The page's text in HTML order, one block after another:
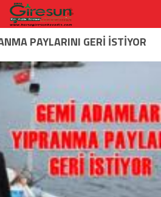
PAYLARINI GERI İSTIYOR